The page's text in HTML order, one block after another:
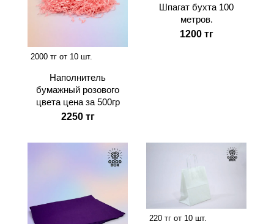
2000 тг от 10 шт.
Наполнитель
бумажный розового
цвета цена за 500гр
2250 тг
Шпагат бухта 100
метров.
1200 тг
220 тг от 10 шт.